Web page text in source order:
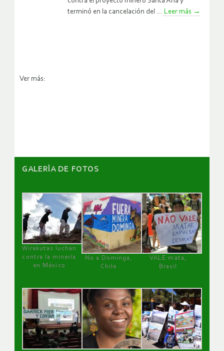
terminó en la cancelación del ... Leer más →
Ver más:
GALERÌA DE FOTOS
Wirakutas luchan
contra la minería
en México
No a Dominga,
Chile
VALE mata,
Brasil